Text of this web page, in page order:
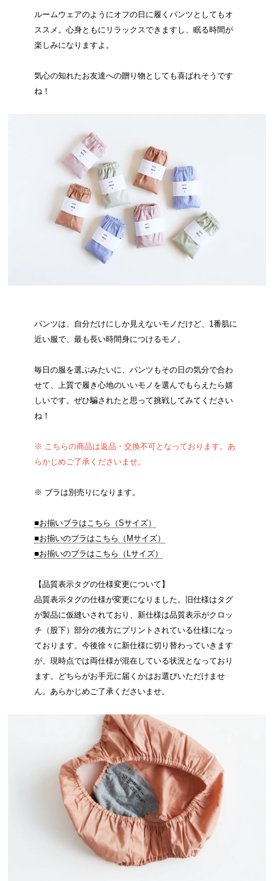
ルームウェアのようにオフの日に履くパンツとしてもオ
ススメ。心身ともにリラックスできますし、眠る時間が
楽しみになりますよ。
気心の知れたお友達への贈り物としても喜ばれそうです
ね！
パンツは、自分だけにしか見えないモノだけど、1番肌に
近い服で、最も長い時間身につけるモノ。
毎日の服を選ぶみたいに、パンツもその日の気分で合わ
せて、上質で履き心地のいいモノを選んでもらえたら嬉
しいです。ぜひ騙されたと思って挑戦してみてください
ね！
※ こちらの商品は返品・交換不可となっております。あ
らかじめご了承くださいませ。
※ ブラは別売りになります。
■お揃いブラはこちら（Sサイズ）
■お揃いのブラはこちら（Mサイズ）
■お揃いのブラはこちら（Lサイズ）
【品質表示タグの仕様変更について】
品質表示タグの仕様が変更になりました。旧仕様はタグ
が製品に仮縫いされており、新仕様は品質表示がクロッ
チ（股下）部分の後方にプリントされている仕様になっ
ております。今後徐々に新仕様に切り替わっていきます
が、現時点では両仕様が混在している状況となっており
ます。どちらがお手元に届くかはお選びいただけませ
ん。あらかじめご了承くださいませ。